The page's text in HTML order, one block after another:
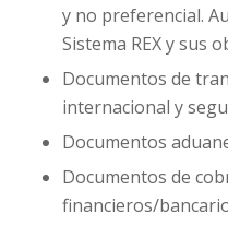
y no preferencial.
Sistema REX y sus
Documentos de
internacional y
Documentos
Documentos de
financieros/